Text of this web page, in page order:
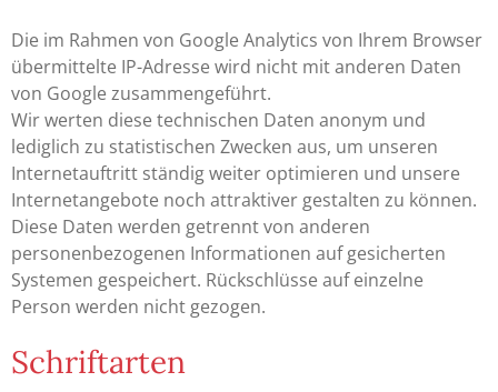
Die im Rahmen von Google Analytics von Ihrem Browser
übermittelte IP-Adresse wird nicht mit anderen Daten
von Google zusammengeführt.
Wir werten diese technischen Daten anonym und
lediglich zu statistischen Zwecken aus, um unseren
Internetauftritt ständig weiter optimieren und unsere
Internetangebote noch attraktiver gestalten zu können.
Diese Daten werden getrennt von anderen
personenbezogenen Informationen auf gesicherten
Systemen gespeichert. Rückschlüsse auf einzelne
Person werden nicht gezogen.
Schriftarten